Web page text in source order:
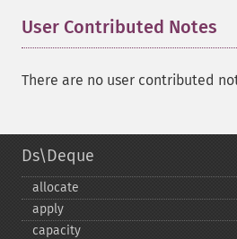
User Contributed Notes
There are no user contributed
Ds\Deque
allocate
apply
capacity